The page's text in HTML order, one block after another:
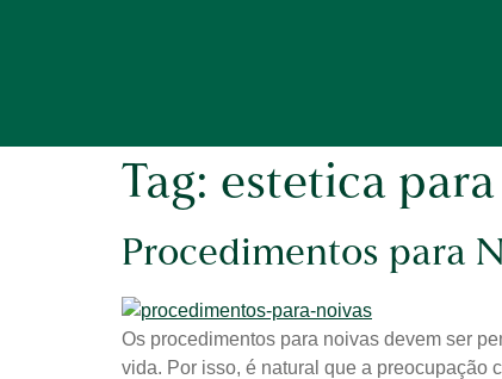
Tag: estetica
Procedimentos para
Os procedimentos para noivas devem ser
vida. Por isso, é natural que a preocupação